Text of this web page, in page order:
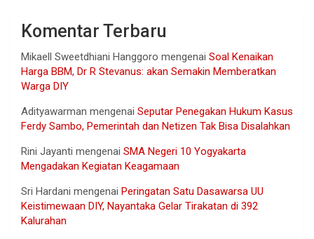
Komentar Terbaru
Mikaell Sweetdhiani Hanggoro mengenai Soal Kenaikan
Harga BBM, Dr R Stevanus: akan Semakin Memberatkan
Warga DIY
Adityawarman mengenai Seputar Penegakan Hukum Kasus
Ferdy Sambo, Pemerintah dan Netizen Tak Bisa Disalahkan
Rini Jayanti mengenai SMA Negeri 10 Yogyakarta
Mengadakan Kegiatan Keagamaan
Sri Hardani mengenai Peringatan Satu Dasawarsa UU
Keistimewaan DIY, Nayantaka Gelar Tirakatan di 392
Kalurahan